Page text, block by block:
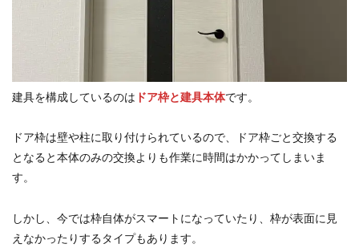
建具を構成しているのは ドア枠と建具本体です。
ドア枠は壁や柱に取り付けられているので、ドア枠ごと交換する
となると本体のみの交換よりも作業に時間はかかってしまいま
す。
しかし、今では枠自体がスマートになっていたり、枠が表面に見
えなかったりするタイプもあります。